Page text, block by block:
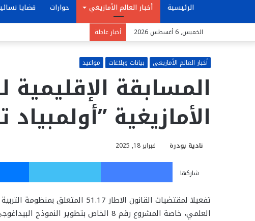
الرئيسية أخبار العالم الأمازيغي حوارات قضايا
الخميس, 6 أغسطس 2026 أخبار عاجلة
أخبار العالم الأمازيغي بيانات وبلاغات مواعيد
المسابقة الإقليمية
الأمازيغية ”أولمبياد
نادية بودرة فبراير 18, 2025
شاركها
فيسبوك تويتر
تفعيلا لمقتضيات القانون الاطار 51.17
العلمي، خاصة المشروع رقم 8 الخاص